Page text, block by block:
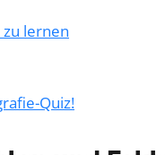
zu lernen
Quiz!